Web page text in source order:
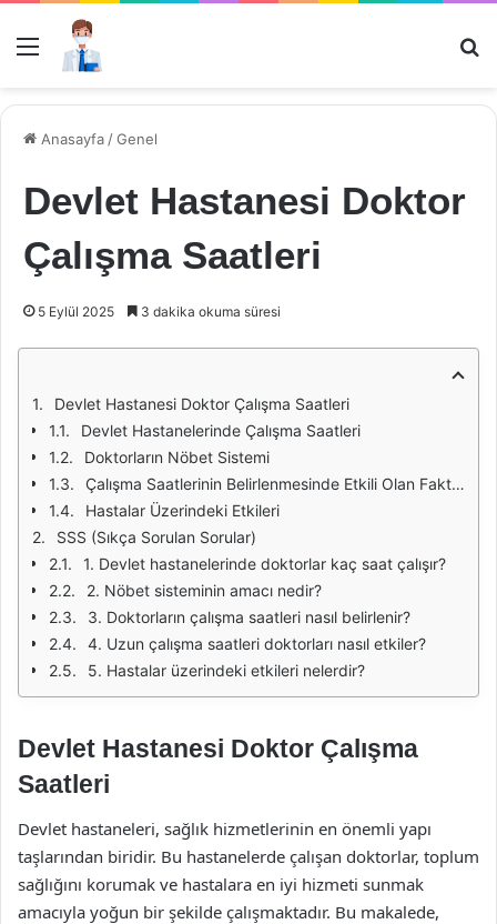
Menü
Anasayfa /Genel
Devlet Hastanesi Doktor
Çalışma Saatleri
5 Eylül 2025 3 dakika okuma süresi
Devlet Hastanesi Doktor Çalışma Saatleri
Devlet Hastanelerinde Çalışma Saatleri
Doktorların Nöbet Sistemi
Çalışma Saatlerinin Belirlenmesinde Etkili Olan Faktörler
Hastalar Üzerindeki Etkileri
SSS (Sıkça Sorulan Sorular)
1. Devlet hastanelerinde doktorlar kaç saat çalışır?
2. Nöbet sisteminin amacı nedir?
3. Doktorların çalışma saatleri nasıl belirlenir?
4. Uzun çalışma saatleri doktorları nasıl etkiler?
5. Hastalar üzerindeki etkileri nelerdir?
Devlet Hastanesi Doktor Çalışma
Saatleri
Devlet hastaneleri, sağlık hizmetlerinin en önemli yapı
taşlarından biridir. Bu hastanelerde çalışan doktorlar, toplum
sağlığını korumak ve hastalara en iyi hizmeti sunmak
amacıyla yoğun bir şekilde çalışmaktadır. Bu makalede,